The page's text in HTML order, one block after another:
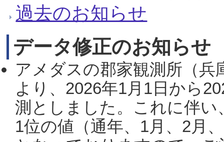
過去のお知らせ
データ修正のお知らせ
アメダスの郡家観測所（
より、2026年1月1日から
測としました。これに伴い
1位の値（通年、1月、2月